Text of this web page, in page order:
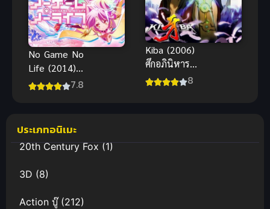
No Game No
Life (2014)
โนเกม โนไลฟ์
7.8
Kiba (2006)
ศึกอภินิหาร
ข้ามภพ
8
ประเภทอนิเมะ
20th Century Fox(1)
3D (8)
Action บู๊(212)